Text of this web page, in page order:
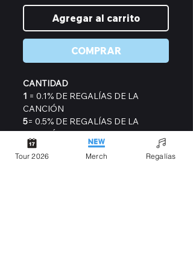
Agregar al carrito
COMPRAR
CANTIDAD
1 = 0.1% DE REGALÍAS DE LA
CANCIÓN
5= 0.5% DE REGALÍAS DE LA
CANCIÓN
10= 1% DE REGALÍAS DE LA
CANCIÓN
Tour 2026 Merch Regalías